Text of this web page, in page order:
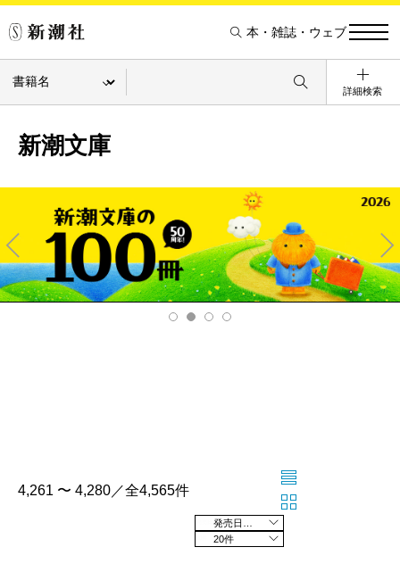
本・雑誌・ウェブ
詳細検索
新潮文庫
Pre
v
Ne
xt
4,261 〜 4,280／全4,565件
20件